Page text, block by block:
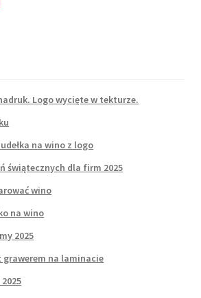
Logo wycięte w tekturze.
na wino z logo
świątecznych dla firm 2025
wino
na wino
2025
grawerem na laminacie